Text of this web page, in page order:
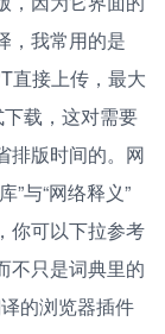
，我常用的是
直接上传，最大
载，这对需要
排版时间的。网
与“网络释义”
你可以下拉参考
不只是词典里的
的浏览器插件